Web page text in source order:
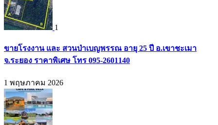
1
ขายโรงงาน และ สวนป่าเบญพรรณ อายุ 25 ปี อ.เขาชะเมา
จ.ระยอง ราคาพิเศษ โทร 095-2601140
1 พฤษภาคม 2026